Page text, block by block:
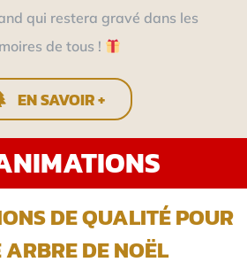
qui restera gravé dans les
de tous !
EN SAVOIR +
DE QUALITÉ POUR
DE NOËL